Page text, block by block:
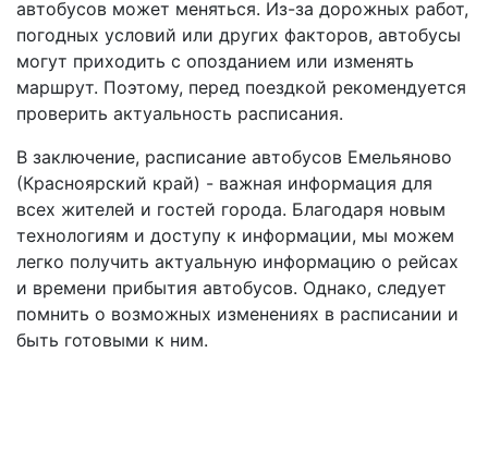
автобусов может меняться. Из-за дорожных работ,
погодных условий или других факторов, автобусы
могут приходить с опозданием или изменять
маршрут. Поэтому, перед поездкой рекомендуется
проверить актуальность расписания.
В заключение, расписание автобусов Емельяново
(Красноярский край) - важная информация для
всех жителей и гостей города. Благодаря новым
технологиям и доступу к информации, мы можем
легко получить актуальную информацию о рейсах
и времени прибытия автобусов. Однако, следует
помнить о возможных изменениях в расписании и
быть готовыми к ним.